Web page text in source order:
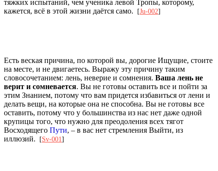
тяжких испытаний, чем ученика левой Тропы, которому,
кажется, всё в этой жизни даётся само.
[Ju-002]
Есть веская причина, по которой вы, дорогие Ищущие, стоите
на месте, и не двигаетесь. Выражу эту причину таким
словосочетанием: лень, неверие и сомнения. Ваша лень не
верит и сомневается. Вы не готовы оставить все и пойти за
этим Знанием, потому что вам придется избавиться от лени и
делать вещи, на которые она не способна. Вы не готовы все
оставить, потому что у большинства из нас нет даже одной
крупицы того, что нужно для преодоления всех тягот
Восходящего Пути, – в вас нет стремления Выйти, из
иллюзий.
[Sv-001 ]